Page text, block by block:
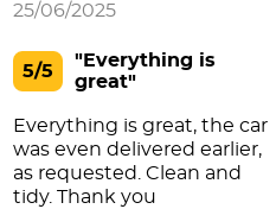
25/06/2025
5/5
"Everything is
great"
Everything is great, the car
was even delivered earlier,
as requested. Clean and
tidy. Thank you